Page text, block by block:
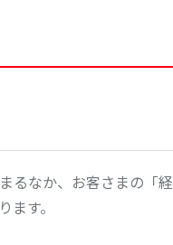
なか、お客さまの「
す。